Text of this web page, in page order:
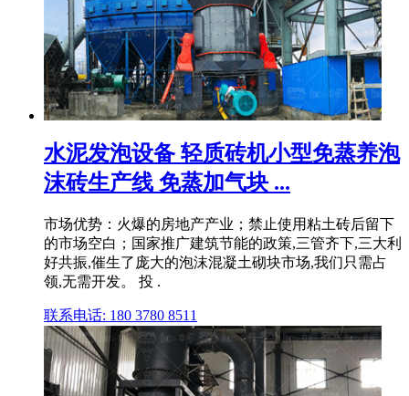
水泥发泡设备 轻质砖机小型免蒸养泡
沫砖生产线 免蒸加气块 ...
市场优势：火爆的房地产产业；禁止使用粘土砖后留下
的市场空白；国家推广建筑节能的政策,三管齐下,三大利
好共振,催生了庞大的泡沫混凝土砌块市场,我们只需占
领,无需开发。 投 .
联系电话: 180 3780 8511